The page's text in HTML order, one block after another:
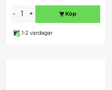
- + Köp
1-2 vardagar